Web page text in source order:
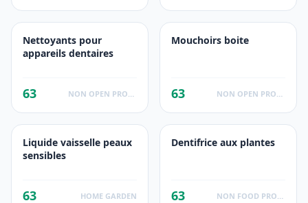
Nettoyants pour
appareils dentaires
63
Mouchoirs boite
63
Liquide vaisselle peaux
sensibles
63 HOME GARDEN
Dentifrice aux plantes
63